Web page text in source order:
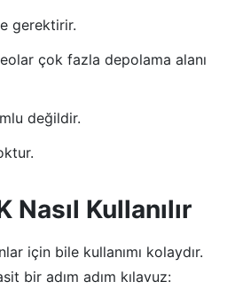
gerektirir.
çok fazla depolama alanı
değildir.
Kullanılır
için bile kullanımı kolaydır.
bir adım adım kılavuz: